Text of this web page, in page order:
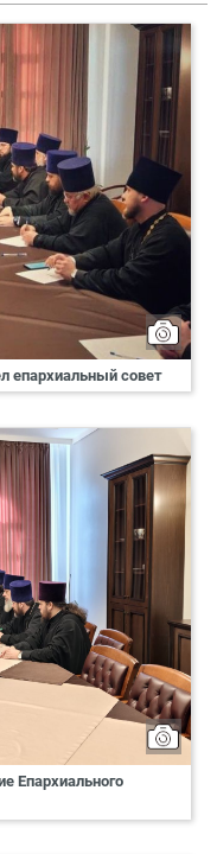
епархиальный совет
Епархиального